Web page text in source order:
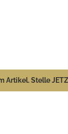
Artikel. Stelle